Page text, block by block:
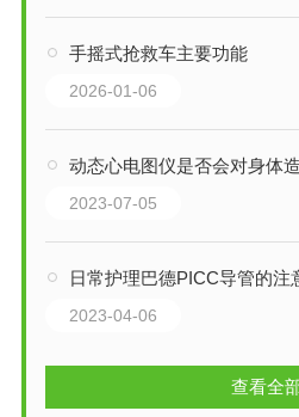
手摇式抢救车主要功能
2026-01-06
动态心电图仪是否会对身体
2023-07-05
日常护理巴德PICC导管的注
2023-04-06
查看全